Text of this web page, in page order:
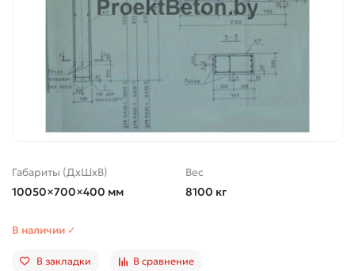
Габариты (ДхШхВ)
10050×700×400 мм
Вес
8100 кг
В наличии ✓
В закладки В сравнение